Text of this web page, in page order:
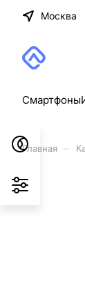
Москва
Смартфоны
Главная